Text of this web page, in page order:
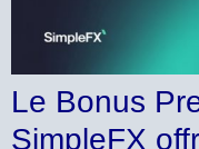
Le Bonus
SimpleFX